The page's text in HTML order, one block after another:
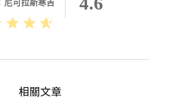
尼可拉斯寒吉
相關文章